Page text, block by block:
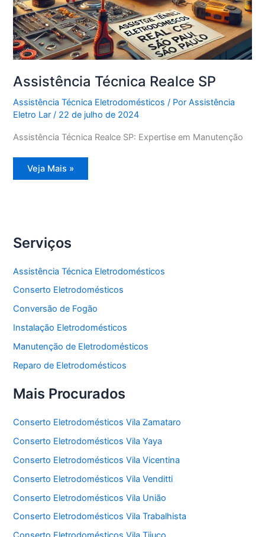
Assistência Técnica Realce SP
Assistência Técnica Eletrodomésticos / PorAssistência
Eletro Lar/ 22 de julho de 2024
Assistência Técnica Realce SP: Expertise em Manutenção
Assistência
Técnica
Veja Mais »
Serviços
Assistência Técnica Eletrodomésticos
Conserto Eletrodomésticos
Conversão de Fogão
Instalação Eletrodomésticos
Manutenção de Eletrodomésticos
Reparo de Eletrodomésticos
Mais Procurados
Conserto Eletrodomésticos Vila Zamataro
Conserto Eletrodomésticos Vila Yaya
Conserto Eletrodomésticos Vila Vicentina
Conserto Eletrodomésticos Vila Venditti
Conserto Eletrodomésticos Vila União
Conserto Eletrodomésticos Vila Trabalhista